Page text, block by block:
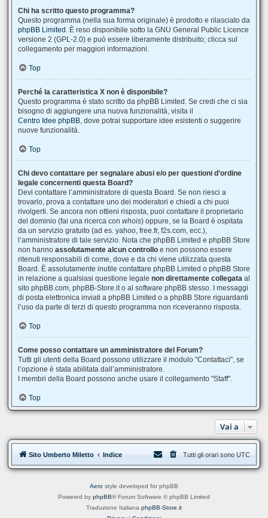
Chi ha scritto questo programma?
Questo programma (nella sua forma originale) è prodotto e rilasciato da
phpBB Limited . È reso disponibile sotto la GNU General Public Licence
versione 2 (GPL-2.0) e può essere liberamente distribuito; clicca sul
collegamento per maggiori informazioni.
Top
Perché la caratteristica X non è disponibile?
Questo programma è stato scritto da phpBB Limited. Se credi che ci sia
bisogno di aggiungere una nuova funzionalità, visita il
Centro Idee phpBB, dove potrai supportare idee esistenti o suggerire
nuove funzionalità.
Top
Chi devo contattare per segnalare abusi e/o per questioni d’ordine
legale concernenti questa Board?
Devi contattare l’amministratore di questa Board. Se non riesci a
trovarlo, prova a contattare uno dei moderatori e chiedi a chi puoi
rivolgerti. Se ancora non ottieni risposta, puoi contattare il proprietario
del dominio (fai una ricerca con whois) oppure, se la Board è ospitata
da un servizio gratuito (ad es. yahoo, free.fr, f2s.com, ecc.),
l’amministratore di tale servizio. Nota che phpBB Limited e phpBB Store
non hanno assolutamente alcun controllo e non possono essere
ritenuti responsabili di come, dove e da chi viene utilizzata questa
Board. È assolutamente inutile contattare phpBB Limited o phpBB Store
in relazione a qualsiasi questione legale non direttamente collegata al
sito phpBB.com, phpBB-Store.it o al software phpBB stesso. I messaggi
di posta elettronica inviati a phpBB Limited o a phpBB Store riguardanti
l’uso da parte di terzi di questo programma non riceveranno risposta.
Top
Come posso contattare un amministratore del Forum?
Tutti gli utenti della Board possono utilizzare il modulo "Contattaci", se
l’opzione è stata abilitata dall’amministratore.
I membri della Board possono anche usare il collegamento "Staff".
Top
Vai a
Sito Umberto Miletto Indice Tutti gli orari sono UTC
Aero style developed for phpBB
Powered by phpBB® Forum Software © phpBB Limited
Traduzione Italiana phpBB-Store.it